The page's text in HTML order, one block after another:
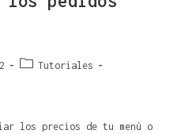
Tutoriales
los precios de tu menú o